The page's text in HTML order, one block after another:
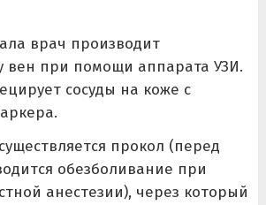
врач производит
вен при помощи аппарата УЗИ.
сосуды на коже с
прокол (перед
обезболивание при
анестезии), через который